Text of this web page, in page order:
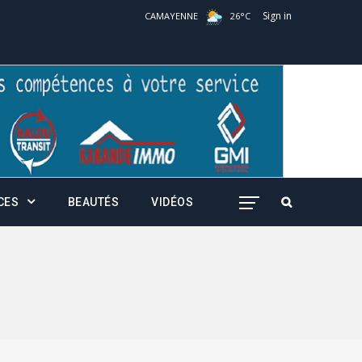
CAMAYENNE 26°C Sign in
BEAUTÉS VIDÉOS